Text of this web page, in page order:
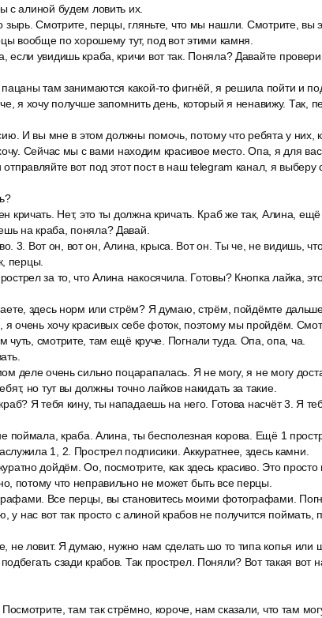
с алиной будем ловить их.
зырь. Смотрите, перцы, гляньте, что мы нашли. Смотрите, вы
вообще по хорошему тут, под вот этими камня.
увидишь краба, кричи вот так. Поняла? Давайте
там занимаются какой-то фигнёй, я решила пойти и
я хочу получше запомнить день, который я ненавижу. Так,
И вы мне в этом должны помочь, потому что ребята у них,
Сейчас мы с вами находим красивое место. Опа, я для вас
вот под этот пост в наш telegram канал, я
кричать. Нет, это ты должна кричать. Краб же так, Алина, ещё
на краба, поняла? Давай.
3. Вот он, вот он, Алина, крыса. Вот он. Ты че, не видишь,
перцы.
за то, что Алина накосячила. Готовы? Кнопка лайка,
здесь норм или стрём? Я думаю, стрём, пойдёмте
очень хочу красивых себе фоток, поэтому мы пройдём.
смотрите, там ещё круче. Погнали туда. Опа, опа, ча.
деле очень сильно поцарапалась. Я не могу, я не могу
но тут вы должны точно лайков накидать за такие.
Я тебя кину, ты нападаешь на него. Готова насчёт 3. Я
поймала, краба. Алина, ты бесполезная корова. Ещё 1
1, 2. Прострел подписики. Аккуратнее, здесь камни.
дойдём. Оо, посмотрите, как здесь красиво. Это
потому что неправильно не может быть все перцы.
Все перцы, вы становитесь моими фотографами.
у нас вот так просто с алиной крабов не получится поймать,
не ловит. Я думаю, нужно нам сделать шо то типа копья или
сзади крабов. Так прострел. Поняли? Вот такая вот
Посмотрите, там так стрёмно, короче, нам сказали, что там